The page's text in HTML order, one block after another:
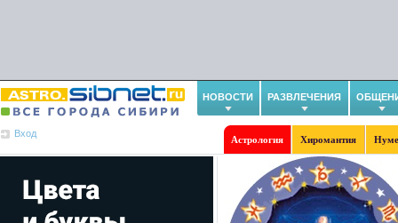
НОВОСТИ РАЗВЛЕЧЕНИЯ
Вход
Астрология Хиромантия